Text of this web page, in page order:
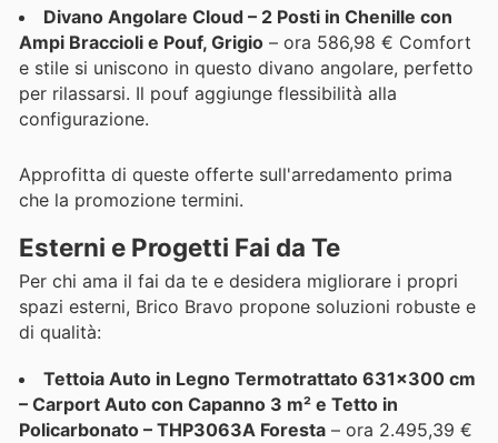
Divano Angolare Cloud – 2 Posti in Chenille con
Ampi Braccioli e Pouf, Grigio – ora 586,98 € Comfort
e stile si uniscono in questo divano angolare, perfetto
per rilassarsi. Il pouf aggiunge flessibilità alla
configurazione.
Approfitta di queste offerte sull'arredamento prima
che la promozione termini.
Esterni e Progetti Fai da Te
Per chi ama il fai da te e desidera migliorare i propri
spazi esterni, Brico Bravo propone soluzioni robuste e
di qualità:
Tettoia Auto in Legno Termotrattato 631x300 cm
– Carport Auto con Capanno 3 m² e Tetto in
Policarbonato – THP3063A Foresta – ora 2.495,39 €